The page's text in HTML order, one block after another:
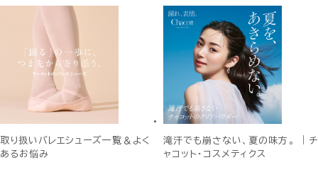
取り扱いバレエシューズ一覧＆よく
あるお悩み
滝汗でも崩さない、夏の味方。 ｜チ
ャコット・コスメティクス